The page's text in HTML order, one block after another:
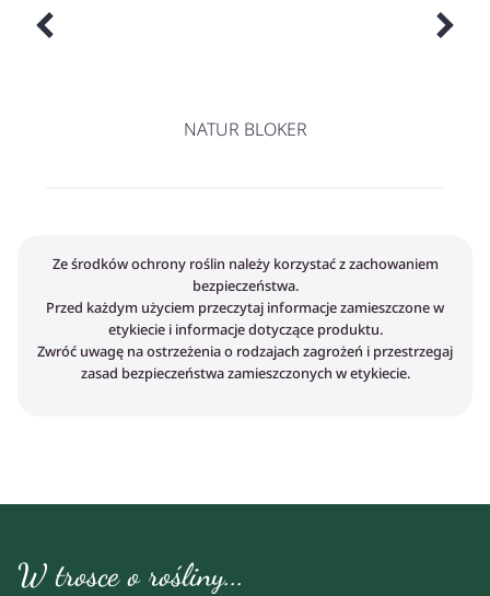
NATUR BLOKER
Ze środków ochrony roślin należy korzystać z zachowaniem
bezpieczeństwa.
Przed każdym użyciem przeczytaj informacje zamieszczone w
etykiecie i informacje dotyczące produktu.
Zwróć uwagę na ostrzeżenia o rodzajach zagrożeń i przestrzegaj
zasad bezpieczeństwa zamieszczonych w etykiecie.
W trosce o rośliny...